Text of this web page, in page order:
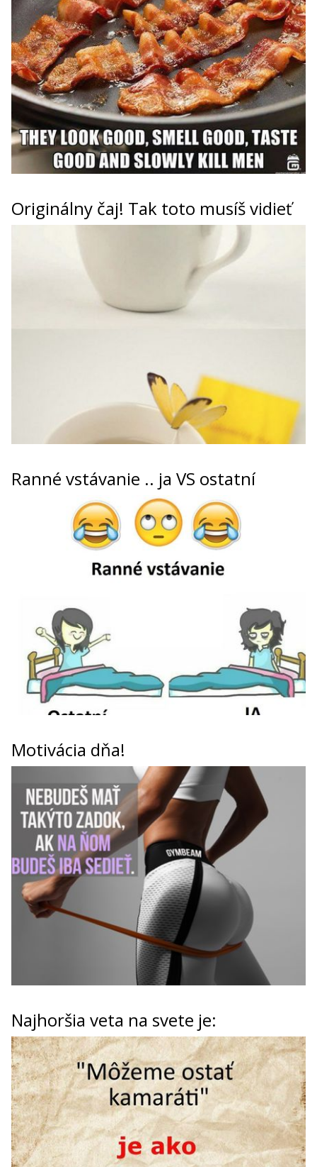
Originálny čaj! Tak toto musíš vidieť
Ranné vstávanie .. ja VS ostatní
Motivácia dňa!
Najhoršia veta na svete je: